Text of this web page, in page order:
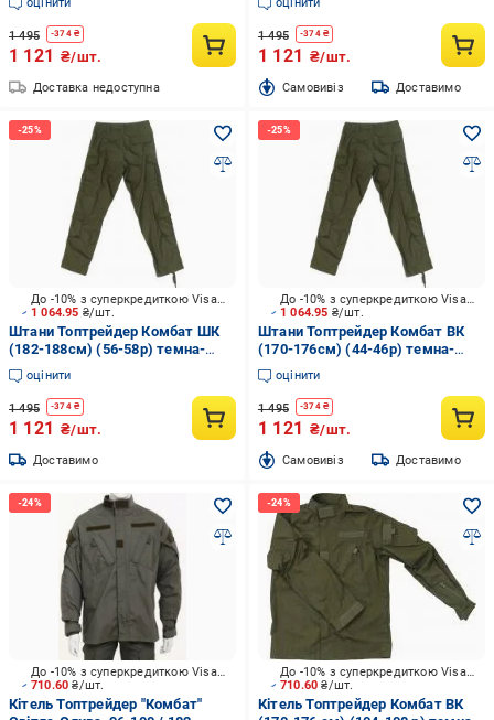
1 495 -374₴
1 121 ₴/шт.
Доставка недоступна
1 495 -374₴
1 121 ₴/шт.
Cамовивіз Доставимо
1 064.95 ₴/шт.
До -10% з суперкредиткою Visa Вигода
Штани Топтрейдер Комбат ШК
(182-188см) (56-58р) темна-
олива р.XL
оцінити
1 495 -374₴
1 121 ₴/шт.
Доставимо
1 064.95 ₴/шт.
До -10% з суперкредиткою Visa Вигода
Штани Топтрейдер Комбат ВК
(170-176см) (44-46р) темна-
олива р.S
оцінити
1 495 -374₴
1 121 ₴/шт.
Cамовивіз Доставимо
710.60₴/шт.
До -10% з суперкредиткою Visa Вигода
Кітель Топтрейдер "Комбат"
710.60₴/шт.
До -10% з суперкредиткою Visa Вигода
Кітель Топтрейдер Комбат ВК